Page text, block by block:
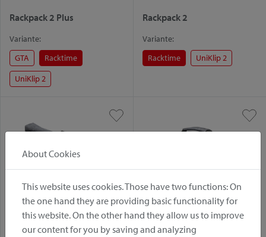
Rackpack 2 Plus
Variante:
GTA
Racktime
UniKlip 2
Rackpack 2
Variante:
Racktime
UniKlip 2
Rackpack City Rackpack Light
About Cookies
This website uses cookies. Those have two functions: On
the one hand they are providing basic functionality for
this website. On the other hand they allow us to improve
our content for you by saving and analyzing